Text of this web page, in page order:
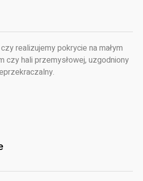
realizujemy pokrycie na małym
czy hali przemysłowej, uzgodniony